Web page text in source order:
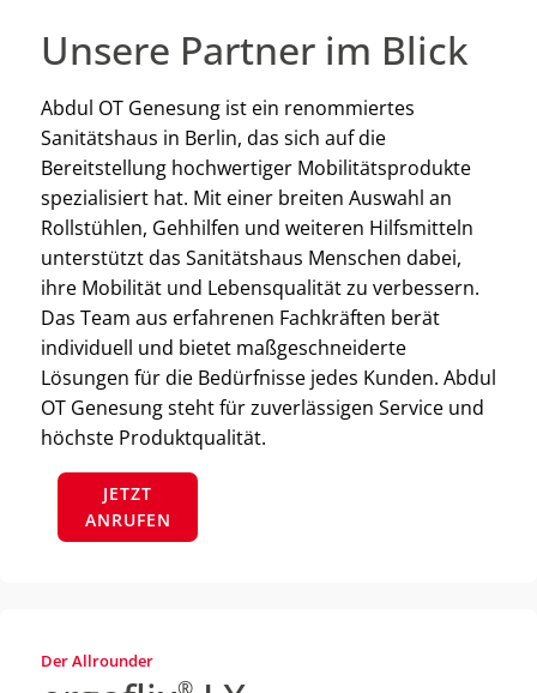
Unsere Partner im Blick
Abdul OT Genesung ist ein renommiertes
Sanitätshaus in Berlin, das sich auf die
Bereitstellung hochwertiger Mobilitätsprodukte
spezialisiert hat. Mit einer breiten Auswahl an
Rollstühlen, Gehhilfen und weiteren Hilfsmitteln
unterstützt das Sanitätshaus Menschen dabei,
ihre Mobilität und Lebensqualität zu verbessern.
Das Team aus erfahrenen Fachkräften berät
individuell und bietet maßgeschneiderte
Lösungen für die Bedürfnisse jedes Kunden. Abdul
OT Genesung steht für zuverlässigen Service und
höchste Produktqualität.
JETZT
ANRUFEN
Der Allrounder